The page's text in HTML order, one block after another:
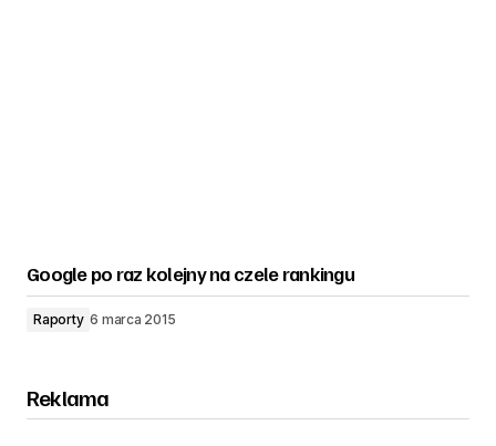
Google po raz kolejny na czele rankingu
Raporty 6 marca 2015
Reklama